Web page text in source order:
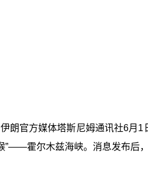
朗官方媒体塔斯尼姆通讯社6月
”——霍尔木兹海峡。消息发布后